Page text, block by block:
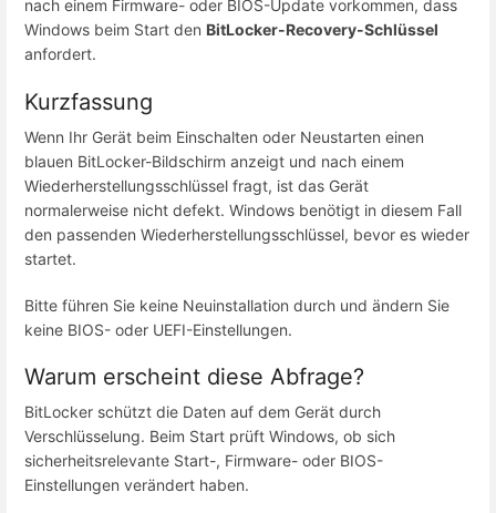
nach einem Firmware- oder BIOS-Update vorkommen, dass
Windows beim Start den BitLocker-Recovery-Schlüssel
anfordert.
Kurzfassung
Wenn Ihr Gerät beim Einschalten oder Neustarten einen
blauen BitLocker-Bildschirm anzeigt und nach einem
Wiederherstellungsschlüssel fragt, ist das Gerät
normalerweise nicht defekt. Windows benötigt in diesem Fall
den passenden Wiederherstellungsschlüssel, bevor es wieder
startet.
Bitte führen Sie keine Neuinstallation durch und ändern Sie
keine BIOS- oder UEFI-Einstellungen.
Warum erscheint diese Abfrage?
BitLocker schützt die Daten auf dem Gerät durch
Verschlüsselung. Beim Start prüft Windows, ob sich
sicherheitsrelevante Start-, Firmware- oder BIOS-
Einstellungen verändert haben.